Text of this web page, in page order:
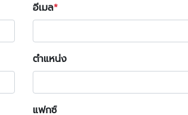
อีเมล
ตำแหน่ง
แฟกซ์